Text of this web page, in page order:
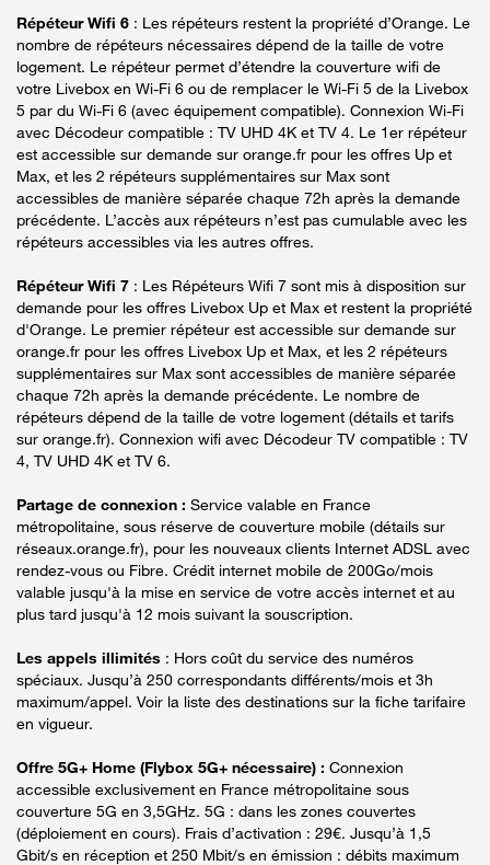
Répéteur Wifi 6 : Les répéteurs restent la propriété d’Orange. Le
nombre de répéteurs nécessaires dépend de la taille de votre
logement. Le répéteur permet d’étendre la couverture wifi de
votre Livebox en Wi-Fi 6 ou de remplacer le Wi-Fi 5 de la Livebox
5 par du Wi-Fi 6 (avec équipement compatible). Connexion Wi-Fi
avec Décodeur compatible : TV UHD 4K et TV 4. Le 1er répéteur
est accessible sur demande sur orange.fr pour les offres Up et
Max, et les 2 répéteurs supplémentaires sur Max sont
accessibles de manière séparée chaque 72h après la demande
précédente. L’accès aux répéteurs n’est pas cumulable avec les
répéteurs accessibles via les autres offres.
Répéteur Wifi 7 : Les Répéteurs Wifi 7 sont mis à disposition sur
demande pour les offres Livebox Up et Max et restent la propriété
d'Orange. Le premier répéteur est accessible sur demande sur
orange.fr pour les offres Livebox Up et Max, et les 2 répéteurs
supplémentaires sur Max sont accessibles de manière séparée
chaque 72h après la demande précédente. Le nombre de
répéteurs dépend de la taille de votre logement (détails et tarifs
sur orange.fr). Connexion wifi avec Décodeur TV compatible : TV
4, TV UHD 4K et TV 6.
Partage de connexion : Service valable en France
métropolitaine, sous réserve de couverture mobile (détails sur
réseaux.orange.fr), pour les nouveaux clients Internet ADSL avec
rendez-vous ou Fibre. Crédit internet mobile de 200Go/mois
valable jusqu'à la mise en service de votre accès internet et au
plus tard jusqu'à 12 mois suivant la souscription.
Les appels illimités : Hors coût du service des numéros
spéciaux. Jusqu’à 250 correspondants différents/mois et 3h
maximum/appel. Voir la liste des destinations sur la fiche tarifaire
en vigueur.
Offre 5G+ Home (Flybox 5G+ nécessaire) : Connexion
accessible exclusivement en France métropolitaine sous
couverture 5G en 3,5GHz. 5G : dans les zones couvertes
(déploiement en cours). Frais d’activation : 29€. Jusqu’à 1,5
Gbit/s en réception et 250 Mbit/s en émission : débits maximum